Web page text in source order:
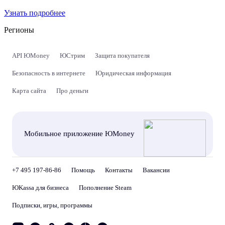
Узнать подробнее
Регионы
API ЮMoney ЮСтрим Защита покупателя
Безопасность в интернете Юридическая информация
Карта сайта Про деньги
Мобильное приложение ЮMoney
+7 495 197-86-86 Помощь Контакты Вакансии
ЮKassa для бизнеса Пополнение Steam
Подписки, игры, программы